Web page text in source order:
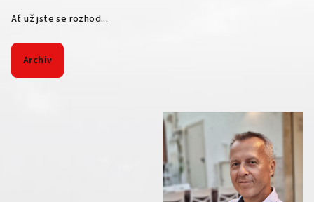
Ať už jste se rozhod...
Archiv